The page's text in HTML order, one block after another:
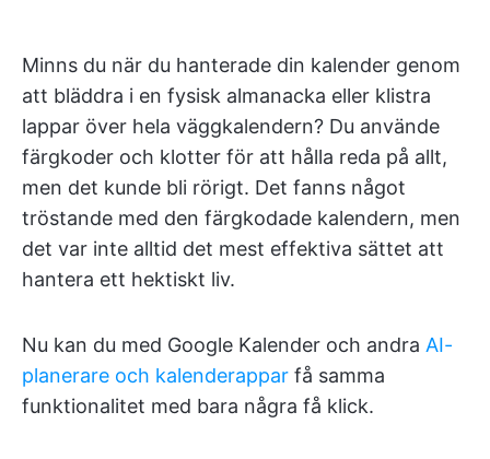
Minns du när du hanterade din kalender genom
att bläddra i en fysisk almanacka eller klistra
lappar över hela väggkalendern? Du använde
färgkoder och klotter för att hålla reda på allt,
men det kunde bli rörigt. Det fanns något
tröstande med den färgkodade kalendern, men
det var inte alltid det mest effektiva sättet att
hantera ett hektiskt liv.
Nu kan du med Google Kalender och andra AI-
planerare och kalenderappar få samma
funktionalitet med bara några få klick.